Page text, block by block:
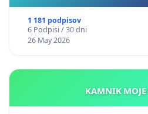
1 181 podpisov
6 Podpisi / 30 dni
26 May 2026